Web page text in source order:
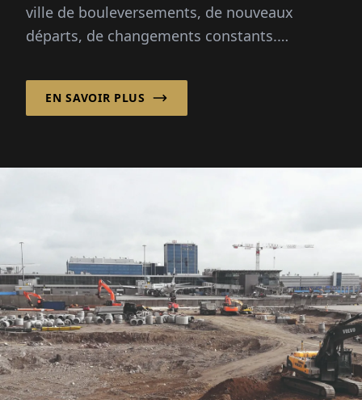
ville de bouleversements, de nouveaux
départs, de changements constants.
apporte cal...
EN SAVOIR PLUS